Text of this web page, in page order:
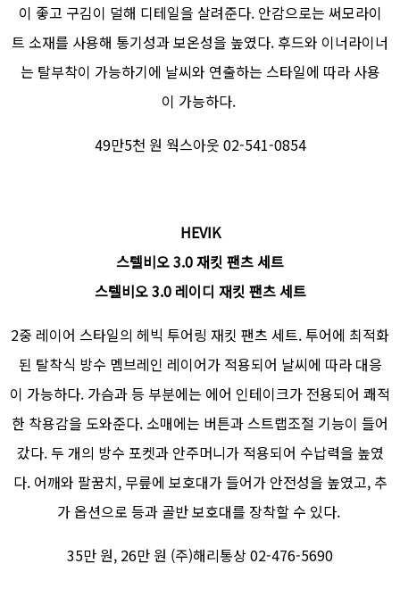
이 좋고 구김이 덜해 디테일을 살려준다. 안감으로는 써모라이
트 소재를 사용해 통기성과 보온성을 높였다. 후드와 이너라이너
는 탈부착이 가능하기에 날씨와 연출하는 스타일에 따라 사용
이 가능하다.
49만5천 원 웍스아웃 02-541-0854
HEVIK
스텔비오 3.0 재킷 팬츠 세트
스텔비오 3.0 레이디 재킷 팬츠 세트
2중 레이어 스타일의 헤빅 투어링 재킷 팬츠 세트. 투어에 최적화
된 탈착식 방수 멤브레인 레이어가 적용되어 날씨에 따라 대응
이 가능하다. 가슴과 등 부분에는 에어 인테이크가 전용되어 쾌적
한 착용감을 도와준다. 소매에는 버튼과 스트랩조절 기능이 들어
갔다. 두 개의 방수 포켓과 안주머니가 적용되어 수납력을 높였
다. 어깨와 팔꿈치, 무릎에 보호대가 들어가 안전성을 높였고, 추
가 옵션으로 등과 골반 보호대를 장착할 수 있다.
35만 원, 26만 원 (주)해리통상 02-476-5690